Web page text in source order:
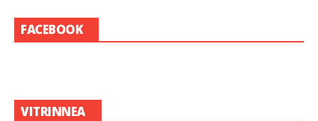
FACEBOOK
VITRINNEA